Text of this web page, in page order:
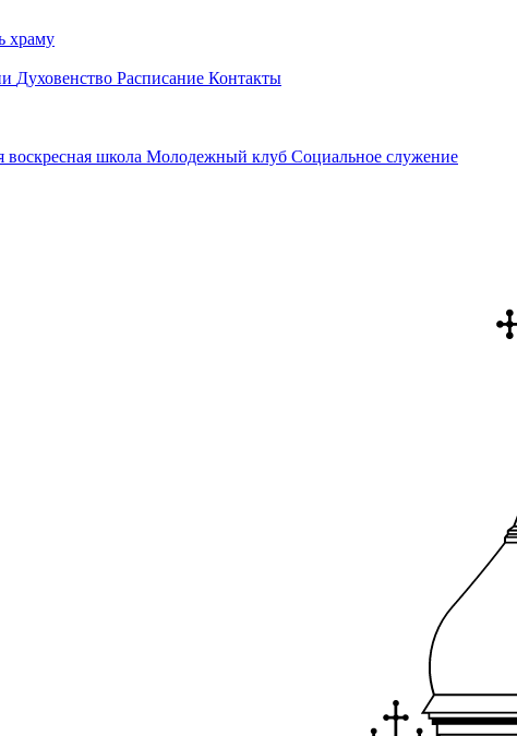
храму
Духовенство Расписание Контакты
воскресная школа Молодежный клуб Социальное служение